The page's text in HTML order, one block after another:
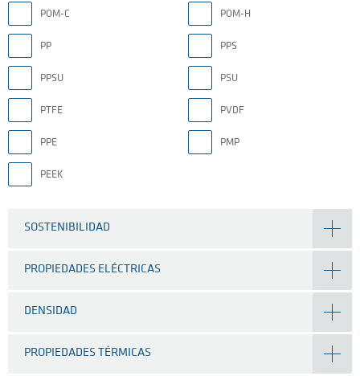
POM-C POM-H
PP PPS
PPSU PSU
PTFE PVDF
PPE PMP
PEEK
SOSTENIBILIDAD
PROPIEDADES ELÉCTRICAS
DENSIDAD
PROPIEDADES TÉRMICAS